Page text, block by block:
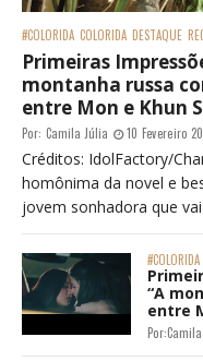
#COLORIDA COLORIDA DESTAQUE
Primeiras
montanha russa
entre Mon e Khun
Por: Camila Júlia 10 Fevereiro
Créditos: IdolFactory/
homônima da novel e
jovem sonhadora que
#COLORIDA
“A
entre
Por: